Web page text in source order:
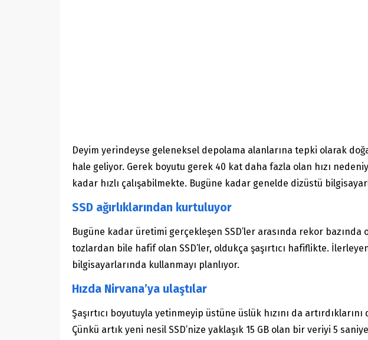
Deyim yerindeyse geleneksel depolama alanlarına tepki olarak
hale geliyor. Gerek boyutu gerek 40 kat daha fazla olan hızı
kadar hızlı çalışabilmekte. Bugüne kadar genelde dizüstü
SSD ağırlıklarından kurtuluyor
Bugüne kadar üretimi gerçekleşen SSD’ler arasında rekor bazında
tozlardan bile hafif olan SSD’ler, oldukça şaşırtıcı hafiflikte.
bilgisayarlarında kullanmayı planlıyor.
Hızda Nirvana’ya ulaştılar
Şaşırtıcı boyutuyla yetinmeyip üstüne üslük hızını da
Çünkü artık yeni nesil SSD’nize yaklaşık 15 GB olan bir veriyi 5